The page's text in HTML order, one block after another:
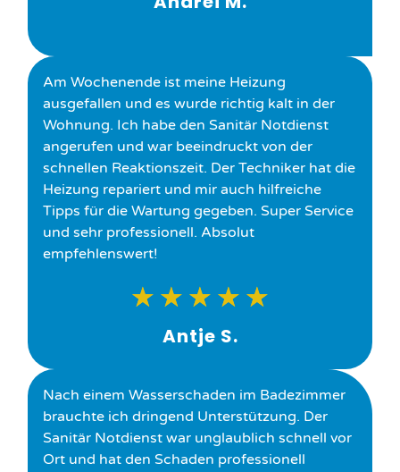
Am Wochenende ist meine Heizung
ausgefallen und es wurde richtig kalt in der
Wohnung. Ich habe den Sanitär Notdienst
angerufen und war beeindruckt von der
schnellen Reaktionszeit. Der Techniker hat die
Heizung repariert und mir auch hilfreiche
Tipps für die Wartung gegeben. Super Service
und sehr professionell. Absolut
empfehlenswert!
★ ★ ★ ★ ★
Antje S.
Nach einem Wasserschaden im Badezimmer
brauchte ich dringend Unterstützung. Der
Sanitär Notdienst war unglaublich schnell vor
Ort und hat den Schaden professionell